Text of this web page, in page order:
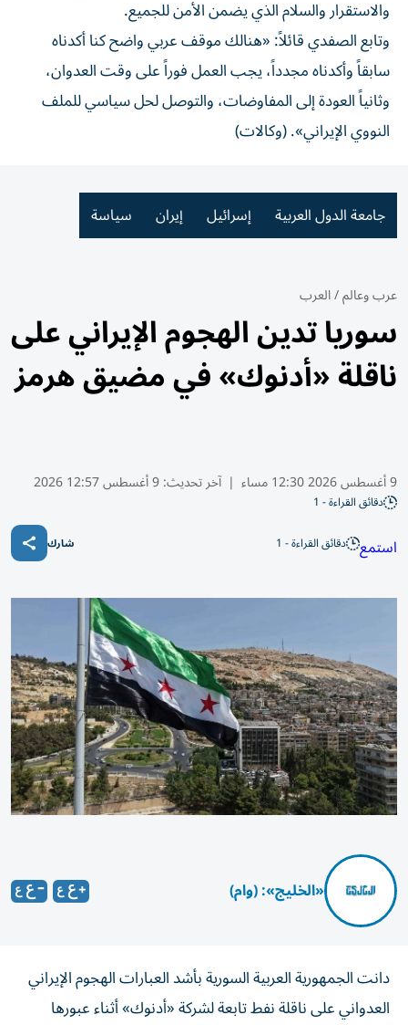
والاستقرار والسلام الذي يضمن الأمن للجميع.
وتابع الصفدي قائلاً: «هنالك موقف عربي واضح كنا أكدناه
سابقاً وأكدناه مجدداً، يجب العمل فوراً على وقت العدوان،
وثانياً العودة إلى المفاوضات، والتوصل لحل سياسي للملف
النووي الإيراني». (وكالات)
جامعة الدول العربية إسرائيل إيران سياسة
عرب وعالم/العرب
سوريا تدين الهجوم الإيراني على
ناقلة «أدنوك» في مضيق هرمز
9 أغسطس 2026 12:30 مساء | آخر تحديث:9 أغسطس 12:57 2026
دقائق القراءة - 1
استمع دقائق القراءة - 1 شارك
«الخليج»: (وام)
دانت الجمهورية العربية السورية بأشد العبارات الهجوم الإيراني
العدواني على ‏ناقلة نفط تابعة لشركة «أدنوك» أثناء عبورها